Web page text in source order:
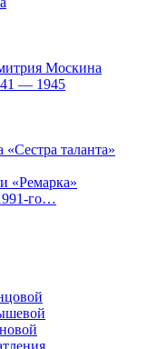
Москина
— 1945
«Сестра таланта»
«Ремарка»
го…